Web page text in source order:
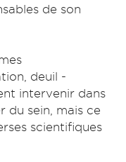
de son
deuil -
intervenir dans
du sein, mais ce
scientifiques